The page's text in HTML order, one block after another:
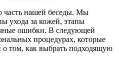
часть нашей беседы. Мы
ухода за кожей, этапы
ошибки. В следующей
процедурах, которые
том, как выбрать подходящую